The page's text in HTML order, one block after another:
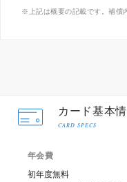
上記は概要の記載です。補償
カード基本
CARD SPECS
年会費
初年度無料